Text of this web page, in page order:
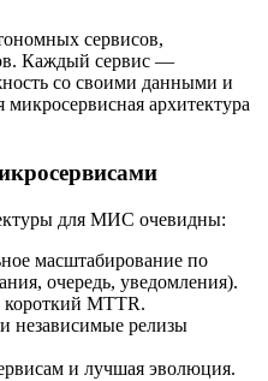
сервисов,
Каждый сервис —
со своими данными и
архитектура
для МИС очевидны:
масштабирование по
очередь, уведомления).
короткий MTTR.
независимые релизы
и лучшая эволюция.